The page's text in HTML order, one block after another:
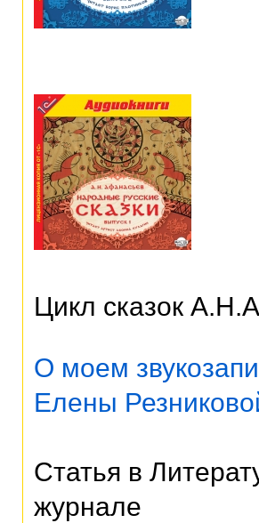
Цикл сказок
О моем
Елены
Статья в
журнале